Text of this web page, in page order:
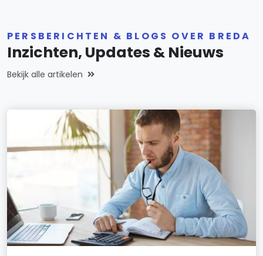
PERSBERICHTEN & BLOGS OVER BREDA
Inzichten, Updates & Nieuws
Bekijk alle artikelen